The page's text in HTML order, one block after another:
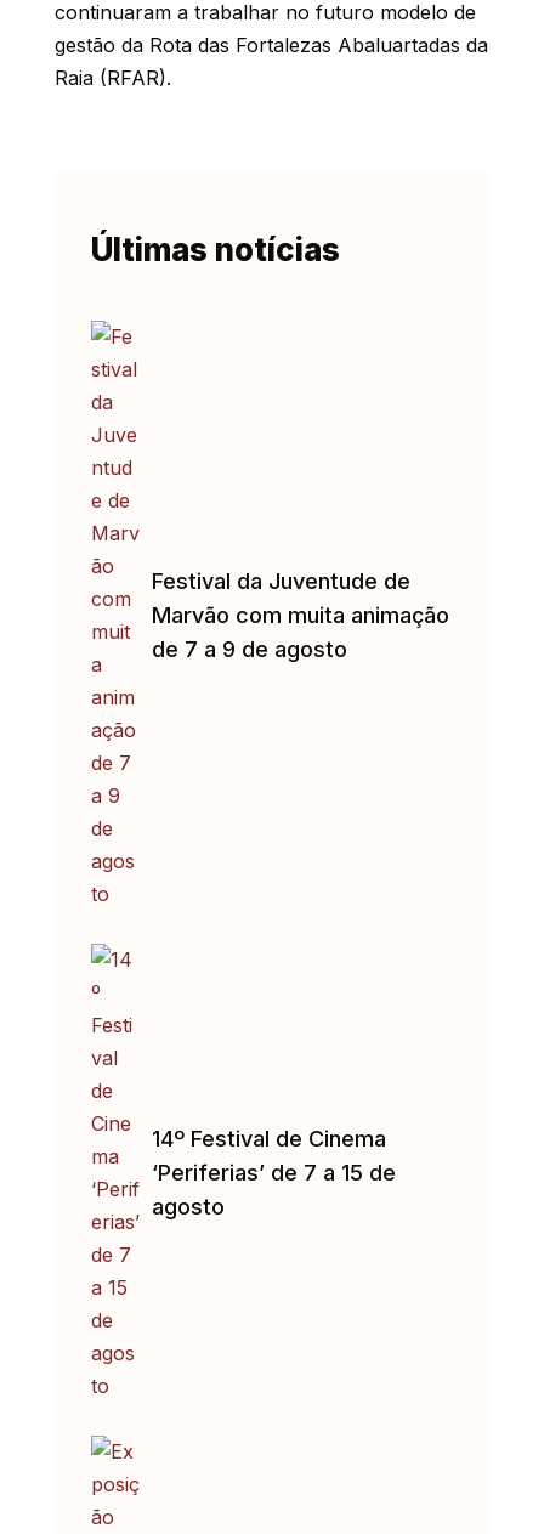
continuaram a trabalhar no futuro modelo de
gestão da Rota das Fortalezas Abaluartadas da
Raia (RFAR).
Últimas notícias
Festival da Juventude de
Marvão com muita animação
de 7 a 9 de agosto
14º Festival de Cinema
‘Periferias’ de 7 a 15 de
agosto